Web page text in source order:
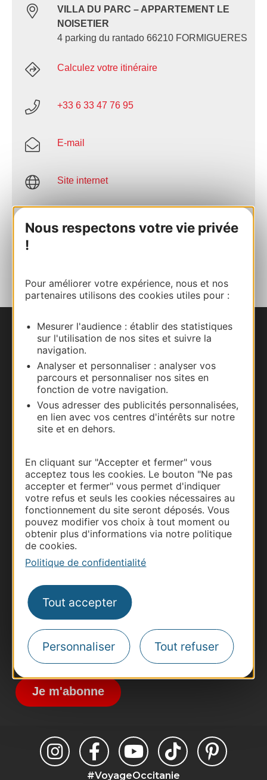
Nous respectons votre vie privée
!
Pour améliorer votre expérience, nous et nos
partenaires utilisons des cookies utiles pour :
Mesurer l'audience : établir des statistiques
sur l'utilisation de nos sites et suivre la
navigation.
Analyser et personnaliser : analyser vos
parcours et personnaliser nos sites en
fonction de votre navigation.
Vous adresser des publicités personnalisées,
en lien avec vos centres d'intérêts sur notre
site et en dehors.
En cliquant sur "Accepter et fermer" vous
acceptez tous les cookies. Le bouton "Ne pas
accepter et fermer" vous permet d'indiquer
votre refus et seuls les cookies nécessaires au
fonctionnement du site seront déposés. Vous
pouvez modifier vos choix à tout moment ou
obtenir plus d'informations via notre politique
de cookies.
Politique de confidentialité
Tout accepter
Personnaliser Tout refuser
VILLA DU PARC – APPARTEMENT LE
NOISETIER
4 parking du rantado 66210 FORMIGUERES
Calculez votre itinéraire
+33 6 33 47 76 95
E-mail
Site internet
Nous contacter
Carte interactive
Documentation
Thermalisme
Business/Mice
Site presse et d'influence
Voyagistes
Inscrivez-vous à la lettre d'information
Destination Occitanie pour recevoir des
Je m'abonne
#VoyageOccitanie